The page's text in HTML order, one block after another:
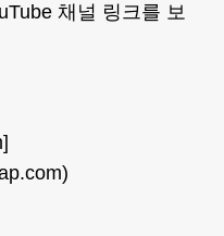
채널 링크를 보